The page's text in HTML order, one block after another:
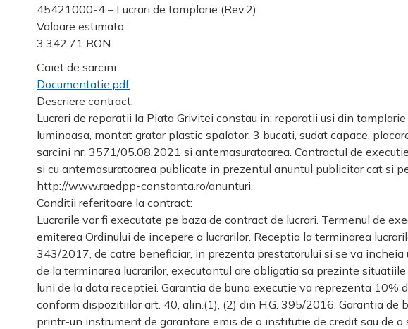
45421000-4 – Lucrari de tamplarie (Rev.2)
Valoare estimata:
3.342,71 RON
Caiet de sarcini:
Documentatie.pdf
Descriere contract:
Lucrari de reparatii la Piata Grivitei constau in: reparatii usi din
luminoasa, montat gratar plastic spalator: 3 bucati, sudat capace,
sarcini nr. 3571/05.08.2021 si antemasuratoarea. Contractul de
si cu antemasuratoarea publicate in prezentul anuntul publicitar cat si
http://www.raedpp-constanta.ro/anunturi.
Conditii referitoare la contract:
Lucrarile vor fi executate pe baza de contract de lucrari. Termenul de
emiterea Ordinului de incepere a lucrarilor. Receptia la terminarea
343/2017, de catre beneficiar, in prezenta prestatorului si se va
de la terminarea lucrarilor, executantul are obligatia sa prezinte
luni de la data receptiei. Garantia de buna executie va reprezenta
conform dispozitiilor art. 40, alin.(1), (2) din H.G. 395/2016. Garantia
printr-un instrument de garantare emis de o institutie de credit sau de